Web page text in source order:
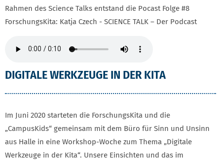
Rahmen des Science Talks entstand die Pocast Folge #8
ForschungsKita: Katja Czech - SCIENCE TALK – Der Podcast
DIGITALE WERKZEUGE IN DER KITA
Im Juni 2020 starteten die ForschungsKita und die
„CampusKids“ gemeinsam mit dem Büro für Sinn und Unsinn
aus Halle in eine Workshop-Woche zum Thema „Digitale
Werkzeuge in der Kita“. Unsere Einsichten und das im